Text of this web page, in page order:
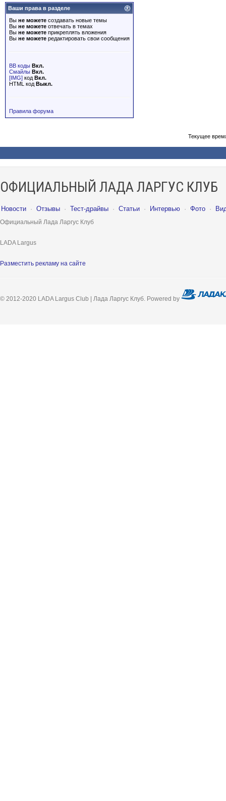
Ваши права в разделе
Вы не можете создавать новые темы
Вы не можете отвечать в темах
Вы не можете прикреплять вложения
Вы не можете редактировать свои сообщения
BB коды Вкл.
Смайлы Вкл.
[IMG] код Вкл.
HTML код Выкл.
Правила форума
Текущее
ОФИЦИАЛЬНЫЙ ЛАДА ЛАРГУС КЛУБ
Новости · Отзывы · Тест-драйвы · Статьи · Интервью · Фото ·
Официальный Лада Ларгус Клуб
LADA Largus
Разместить рекламу на сайте
© 2012-2020 LADA Largus Club | Лада Ларгус Клуб. Powered by